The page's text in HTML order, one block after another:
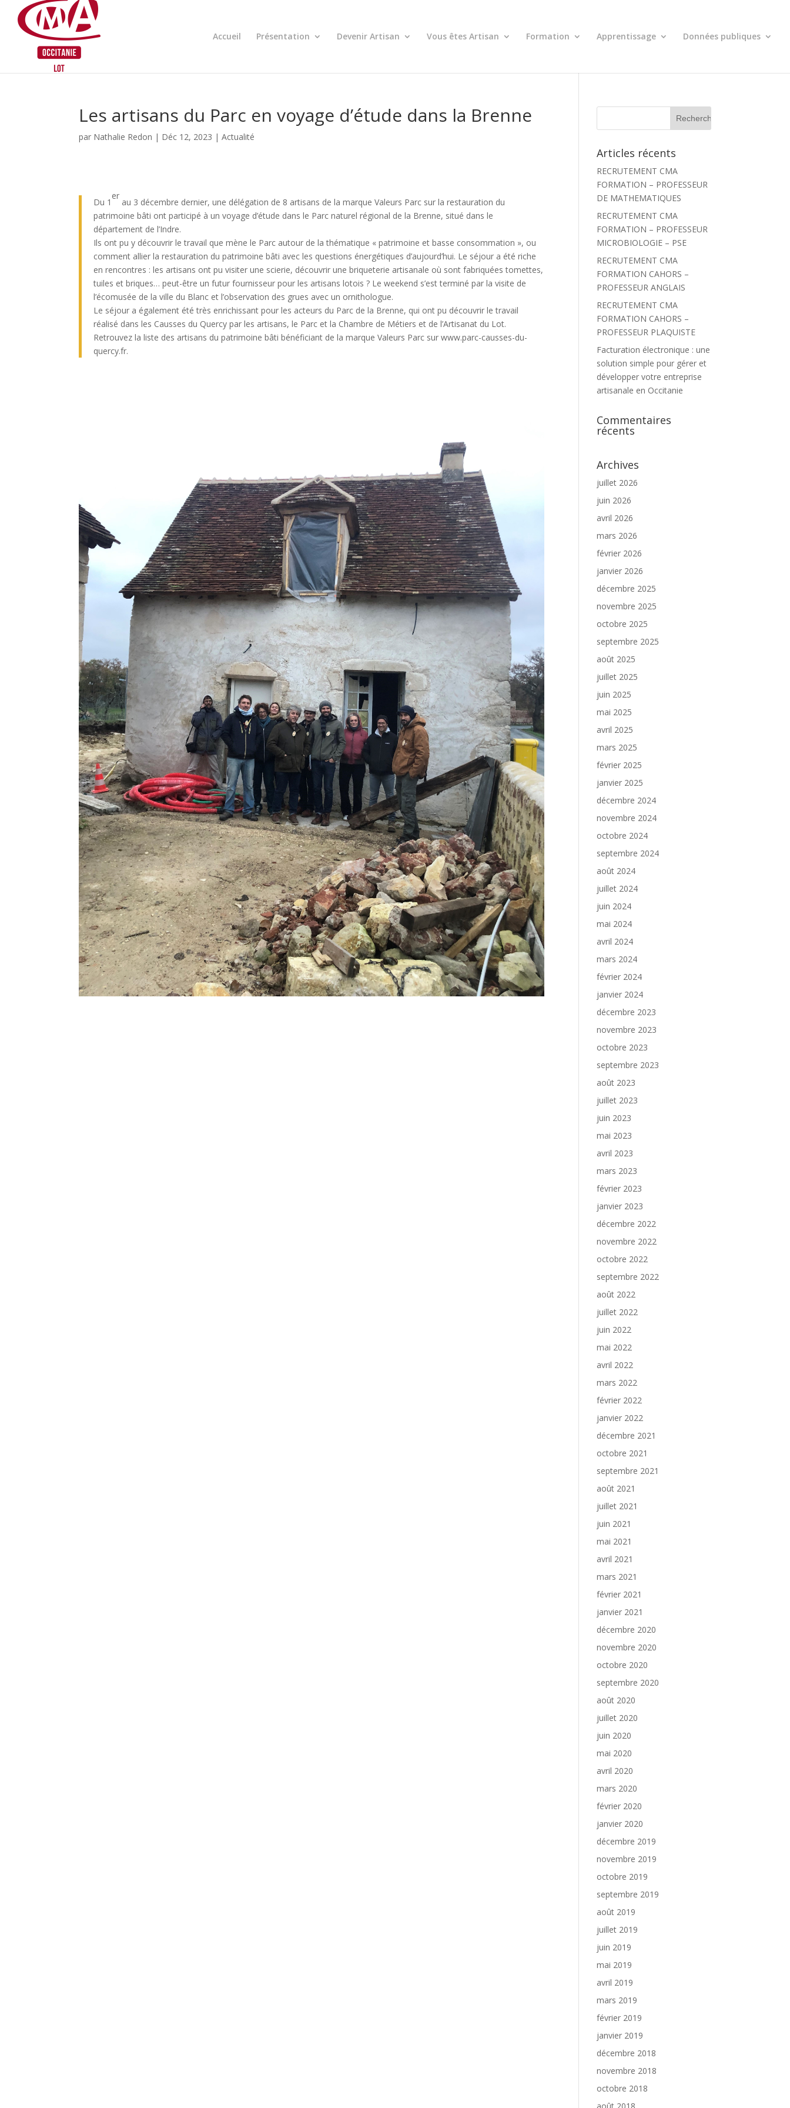
content
Accueil Présentation Devenir Artisan Vous êtes Artisan Formation Apprentissage Données publiques
Les artisans du Parc en voyage d’étude dans la Brenne
par Nathalie Redon | Déc 12, 2023 |Actualité
Du 1
er
au 3 décembre dernier, une délégation de 8 artisans de la marque Valeurs Parc sur la restauration du
patrimoine bâti ont participé à un voyage d’étude dans le Parc naturel régional de la Brenne, situé dans le
département de l’Indre.
Ils ont pu y découvrir le travail que mène le Parc autour de la thématique « patrimoine et basse consommation », ou
comment allier la restauration du patrimoine bâti avec les questions énergétiques d’aujourd’hui. Le séjour a été riche
en rencontres : les artisans ont pu visiter une scierie, découvrir une briqueterie artisanale où sont fabriquées tomettes,
tuiles et briques… peut-être un futur fournisseur pour les artisans lotois ? Le weekend s’est terminé par la visite de
l’écomusée de la ville du Blanc et l’observation des grues avec un ornithologue.
Le séjour a également été très enrichissant pour les acteurs du Parc de la Brenne, qui ont pu découvrir le travail
réalisé dans les Causses du Quercy par les artisans, le Parc et la Chambre de Métiers et de l’Artisanat du Lot.
Retrouvez la liste des artisans du patrimoine bâti bénéficiant de la marque Valeurs Parc sur www.parc-causses-du-
quercy.fr.
c
e
c
h
r
:
Articles récents
RECRUTEMENT CMA
FORMATION – PROFESSEUR
DE MATHEMATIQUES
RECRUTEMENT CMA
FORMATION – PROFESSEUR
MICROBIOLOGIE – PSE
RECRUTEMENT CMA
FORMATION CAHORS –
PROFESSEUR ANGLAIS
RECRUTEMENT CMA
FORMATION CAHORS –
PROFESSEUR PLAQUISTE
Facturation électronique : une
solution simple pour gérer et
développer votre entreprise
artisanale en Occitanie
Commentaires
récents
Archives
juillet 2026
juin 2026
avril 2026
mars 2026
février 2026
janvier 2026
décembre 2025
novembre 2025
octobre 2025
septembre 2025
août 2025
juillet 2025
juin 2025
mai 2025
avril 2025
mars 2025
février 2025
janvier 2025
décembre 2024
novembre 2024
octobre 2024
septembre 2024
août 2024
juillet 2024
juin 2024
mai 2024
avril 2024
mars 2024
février 2024
janvier 2024
décembre 2023
novembre 2023
octobre 2023
septembre 2023
août 2023
juillet 2023
juin 2023
mai 2023
avril 2023
mars 2023
février 2023
janvier 2023
décembre 2022
novembre 2022
octobre 2022
septembre 2022
août 2022
juillet 2022
juin 2022
mai 2022
avril 2022
mars 2022
février 2022
janvier 2022
décembre 2021
octobre 2021
septembre 2021
août 2021
juillet 2021
juin 2021
mai 2021
avril 2021
mars 2021
février 2021
janvier 2021
décembre 2020
novembre 2020
octobre 2020
septembre 2020
août 2020
juillet 2020
juin 2020
mai 2020
avril 2020
mars 2020
février 2020
janvier 2020
décembre 2019
novembre 2019
octobre 2019
septembre 2019
août 2019
juillet 2019
juin 2019
mai 2019
avril 2019
mars 2019
février 2019
janvier 2019
décembre 2018
novembre 2018
octobre 2018